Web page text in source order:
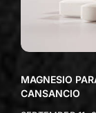
MAGNESIO
CANSANCIO